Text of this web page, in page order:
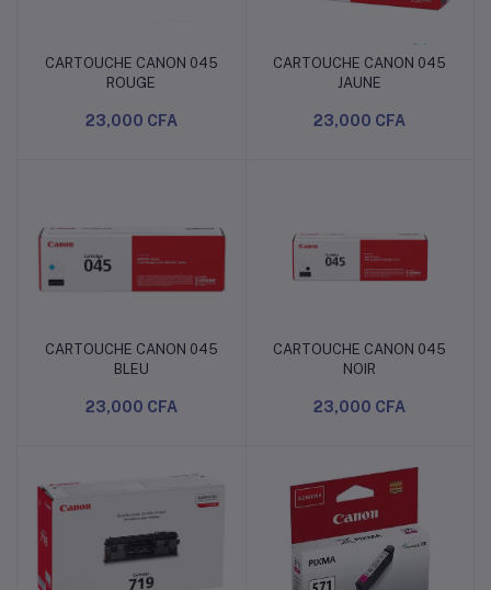
Ajouter au panier
CARTOUCHE CANON 045
ROUGE
23,000 CFA
Ajouter au panier
CARTOUCHE CANON 045
JAUNE
23,000 CFA
Ajouter au panier
CARTOUCHE CANON 045
BLEU
23,000 CFA
Ajouter au panier
CARTOUCHE CANON 045
NOIR
23,000 CFA